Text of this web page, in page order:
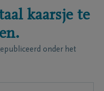
kaarsje te
onder het